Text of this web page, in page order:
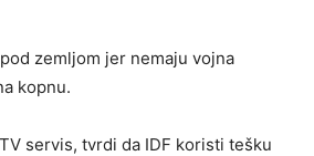
zemljom jer nemaju vojna
kopnu.
servis, tvrdi da IDF koristi tešku